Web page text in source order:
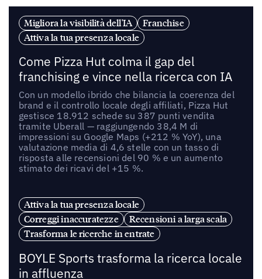
Migliora la visibilità dell'IA
Franchise
Attiva la tua presenza locale
Come Pizza Hut colma il gap del
franchising e vince nella ricerca con IA
Con un modello ibrido che bilancia la coerenza del
brand e il controllo locale degli affiliati, Pizza Hut
gestisce 18.912 schede su 387 punti vendita
tramite Uberall — raggiungendo 38,4 M di
impressioni su Google Maps (+212 % YoY), una
valutazione media di 4,6 stelle con un tasso di
risposta alle recensioni del 90 % e un aumento
stimato dei ricavi del +15 %.
Attiva la tua presenza locale
Correggi inaccuratezze
Recensioni a larga scala
Trasforma le ricerche in entrate
BOYLE Sports trasforma la ricerca locale
in affluenza